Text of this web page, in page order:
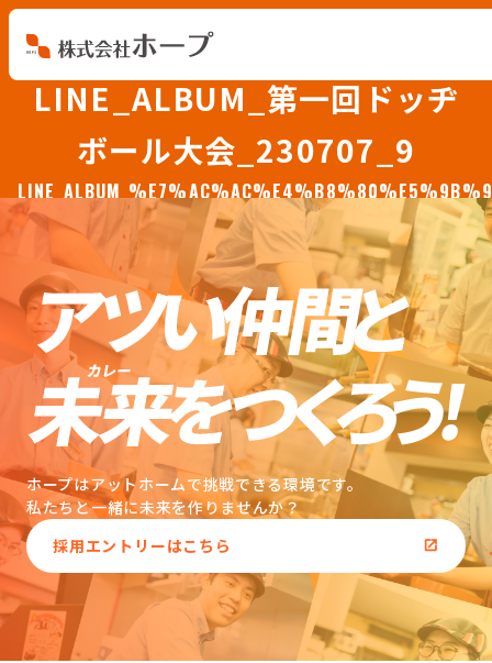
会社を知る
人を知る
環境を知る
お知らせ
ホープブログ
LINE_ALBUM_第一回ドッヂ
ボール大会_230707_9
ホープはアットホームで挑戦できる環境です。
私たちと一緒に未来を作りませんか？
採用エントリーはこちら